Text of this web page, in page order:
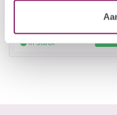
€36,29
In stock